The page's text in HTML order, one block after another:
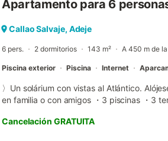
aeropuerto "Tenerife Sur" está a 20
llegar al lugar. ¿Cómo es la entrada ? ・
Apartamento para 6
Callao Salvaje, Adeje
6 pers. 2 dormitorios 143 m² A 450 m de
Piscina exterior Piscina Internet
〉Un solárium con vistas al Atlántico.
en familia o con amigos ・3 piscinas ・3
inmediaciones. 👉 ¡Reserva ahora tu
muy bonita, disfruta de un alquiler
Cancelación GRATUITA